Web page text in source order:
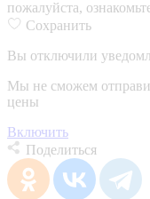
пожалуйста,
Сохранить
Вы отключили
Мы не сможем
цены
Включить
Поделиться